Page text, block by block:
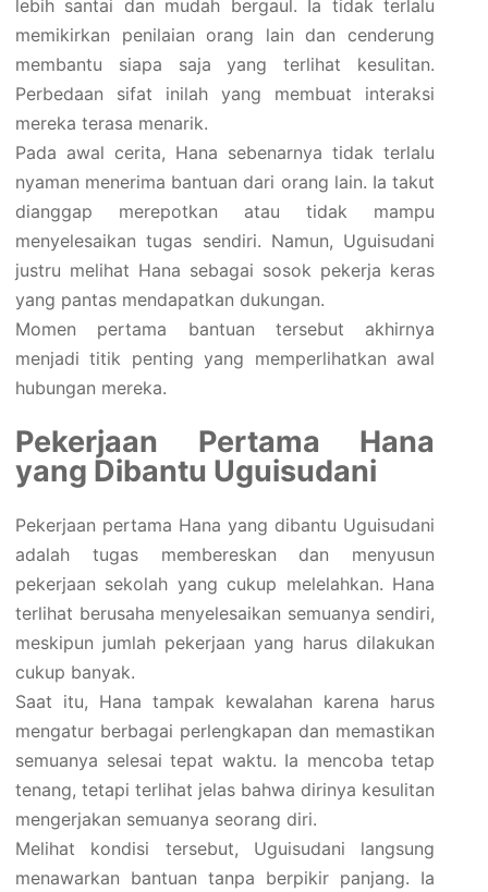
lebih santai dan mudah bergaul. Ia tidak terlalu
memikirkan penilaian orang lain dan cenderung
membantu siapa saja yang terlihat kesulitan.
Perbedaan sifat inilah yang membuat interaksi
mereka terasa menarik.
Pada awal cerita, Hana sebenarnya tidak terlalu
nyaman menerima bantuan dari orang lain. Ia takut
dianggap merepotkan atau tidak mampu
menyelesaikan tugas sendiri. Namun, Uguisudani
justru melihat Hana sebagai sosok pekerja keras
yang pantas mendapatkan dukungan.
Momen pertama bantuan tersebut akhirnya
menjadi titik penting yang memperlihatkan awal
hubungan mereka.
Pekerjaan Pertama Hana
yang Dibantu Uguisudani
Pekerjaan pertama Hana yang dibantu Uguisudani
adalah tugas membereskan dan menyusun
pekerjaan sekolah yang cukup melelahkan. Hana
terlihat berusaha menyelesaikan semuanya sendiri,
meskipun jumlah pekerjaan yang harus dilakukan
cukup banyak.
Saat itu, Hana tampak kewalahan karena harus
mengatur berbagai perlengkapan dan memastikan
semuanya selesai tepat waktu. Ia mencoba tetap
tenang, tetapi terlihat jelas bahwa dirinya kesulitan
mengerjakan semuanya seorang diri.
Melihat kondisi tersebut, Uguisudani langsung
menawarkan bantuan tanpa berpikir panjang. Ia